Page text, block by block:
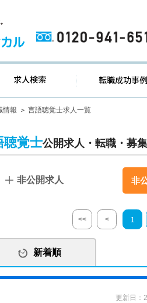
ガイド 求人検索
情報 言語聴覚士求人一覧
聴覚士公開求人・転職・募
非公開求人 非
<< < 1
新着順
更新日：